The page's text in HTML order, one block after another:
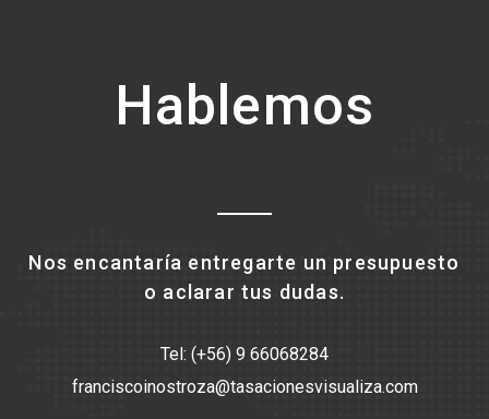
Hablemos
Nos encantaría entregarte un presupuesto
o aclarar tus dudas.
Tel: (+56) 9 66068284
franciscoinostroza@tasacionesvisualiza.com